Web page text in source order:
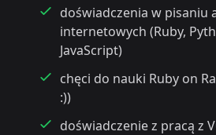
doświadczenia w pisaniu
internetowych (Ruby,
JavaScript)
chęci do nauki Ruby on
:))
doświadczenie z pracą z